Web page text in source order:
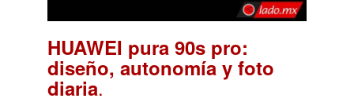
HUAWEI pura 90s pro:
diseño, autonomía y foto
diaria.